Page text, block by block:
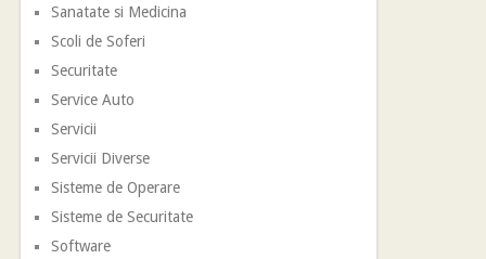
Sanatate si Medicina
Scoli de Soferi
Securitate
Service Auto
Servicii
Servicii Diverse
Sisteme de Operare
Sisteme de Securitate
Software